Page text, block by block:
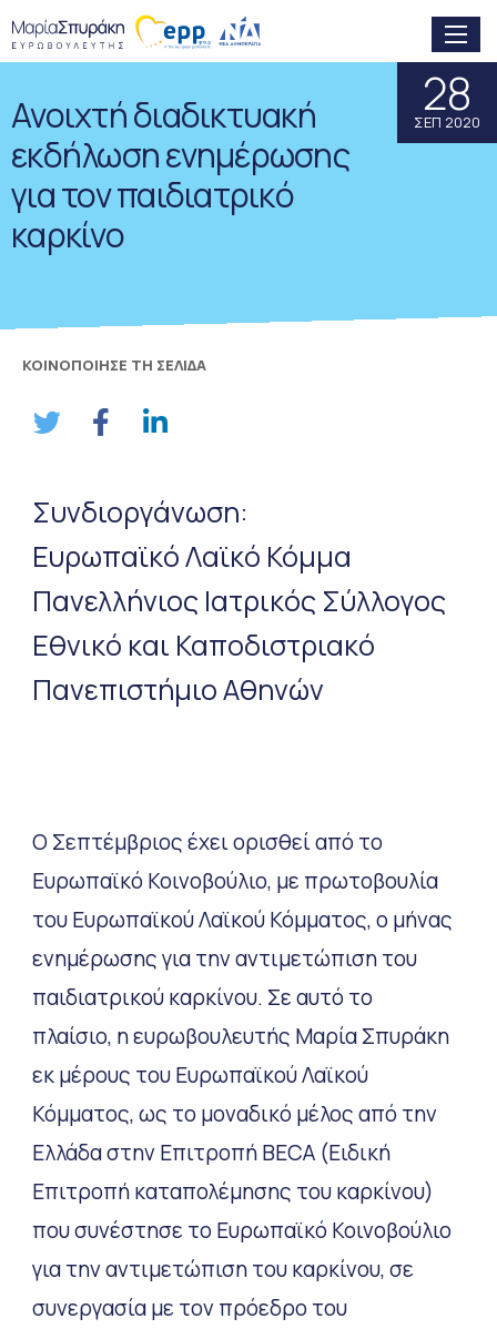
Ανοιχτή διαδικτυακή
εκδήλωση ενημέρωσης
για τον παιδιατρικό
καρκίνο
28
ΣΕΠ 2020
Συνδιοργάνωση:
Ευρωπαϊκό Λαϊκό Κόμμα
Πανελλήνιος Ιατρικός Σύλλογος
Εθνικό και Καποδιστριακό
Πανεπιστήμιο Αθηνών
Ο Σεπτέμβριος έχει ορισθεί από το
Ευρωπαϊκό Κοινοβούλιο, με πρωτοβουλία
του Ευρωπαϊκού Λαϊκού Κόμματος, ο μήνας
ενημέρωσης για την αντιμετώπιση του
παιδιατρικού καρκίνου. Σε αυτό το
πλαίσιο, η ευρωβουλευτής Μαρία Σπυράκη
εκ μέρους του Ευρωπαϊκού Λαϊκού
Κόμματος, ως το μοναδικό μέλος από την
Ελλάδα στην Επιτροπή BECA (Ειδική
Επιτροπή καταπολέμησης του καρκίνου)
που συνέστησε το Ευρωπαϊκό Κοινοβούλιο
για την αντιμετώπιση του καρκίνου, σε
συνεργασία με τον πρόεδρο του
ΚΟΙΝΟΠΟΙΗΣΕ ΤΗ ΣΕΛΙΔΑ